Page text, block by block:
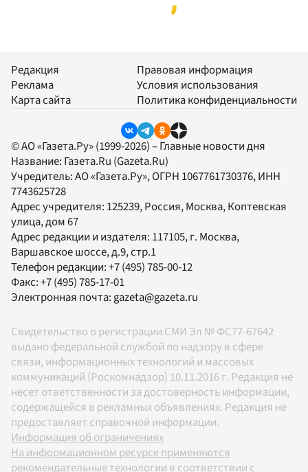
Редакция
Реклама
Карта сайта
Правовая информация
Условия использования
Политика конфиденциальности
© АО «Газета.Ру» (1999-2026) – Главные новости дня
Название: Газета.Ru (Gazeta.Ru)
Учредитель:АО «Газета.Ру», ОГРН 1067761730376, ИНН
7743625728
Адрес учредителя: 125239, Россия, Москва, Коптевская
улица, дом 67
Адрес редакции и издателя: 117105, г. Москва,
Варшавское шоссе, д.9, стр.1
Телефон редакции:+7 (495) 785-00-12
Факс:+7 (495) 785-17-01
Электронная почта: gazeta@gazeta.ru
Свидетельство о регистрации СМИ Эл № ФС77-67642
выдано федеральной службой по надзору в сфере
связи, информационных технологий и массовых
коммуникаций (Роскомнадзор) 10.11.2016 г. Редакция не
несет ответственности за достоверность информации,
содержащейся в рекламных объявлениях. Редакция не
предоставляет справочной информации.
Информация об ограничениях
На информационном ресурсе применяются
рекомендательные технологии в соответствии с